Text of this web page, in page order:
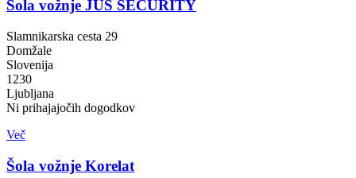
Šola vožnje JUS SECURITY
Slamnikarska cesta 29
Domžale
Slovenija
1230
Ljubljana
Ni prihajajočih dogodkov
Več
Šola vožnje Korelat